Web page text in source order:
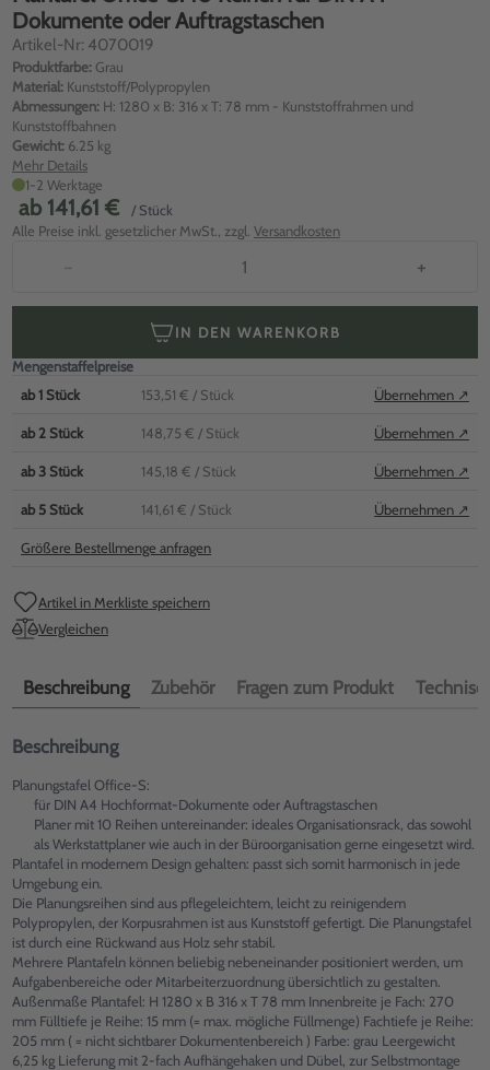
Dokumente oder Auftragstaschen
Artikel-Nr: 4070019
Produktfarbe: Grau
Material: Kunststoff/Polypropylen
Abmessungen: H: 1280 x B: 316 x T: 78 mm - Kunststoffrahmen und
Kunststoffbahnen
Gewicht: 6.25 kg
Mehr Details
1-2 Werktage
ab 141,61 €
/ Stück
Alle Preise inkl. gesetzlicher MwSt., zzgl. Versandkosten
− +
IN DEN WARENKORB
Mengenstaffelpreise
ab1 Stück 153,51 € / Stück Übernehmen ↗
ab 2 Stück 148,75 € / Stück Übernehmen ↗
ab3 Stück 145,18 € / Stück Übernehmen ↗
ab 5 Stück 141,61 € / Stück Übernehmen ↗
Größere Bestellmenge anfragen
Artikel in Merkliste speichern
Vergleichen
Beschreibung Zubehör Fragen zum Produkt
Beschreibung
Planungstafel Office-S:
für DIN A4 Hochformat-Dokumente oder Auftragstaschen
Planer mit 10 Reihen untereinander: ideales Organisationsrack, das sowohl
als Werkstattplaner wie auch in der Büroorganisation gerne eingesetzt wird.
Plantafel in modernem Design gehalten: passt sich somit harmonisch in jede
Umgebung ein.
Die Planungsreihen sind aus pflegeleichtem, leicht zu reinigendem
Polypropylen, der Korpusrahmen ist aus Kunststoff gefertigt. Die Planungstafel
ist durch eine Rückwand aus Holz sehr stabil.
Mehrere Plantafeln können beliebig nebeneinander positioniert werden, um
Aufgabenbereiche oder Mitarbeiterzuordnung übersichtlich zu gestalten.
Außenmaße Plantafel: H 1280 x B 316 x T 78 mm Innenbreite je Fach: 270
mm Fülltiefe je Reihe: 15 mm (= max. mögliche Füllmenge) Fachtiefe je Reihe:
205 mm ( = nicht sichtbarer Dokumentenbereich ) Farbe: grau Leergewicht
6,25 kg Lieferung mit 2-fach Aufhängehaken und Dübel, zur Selbstmontage